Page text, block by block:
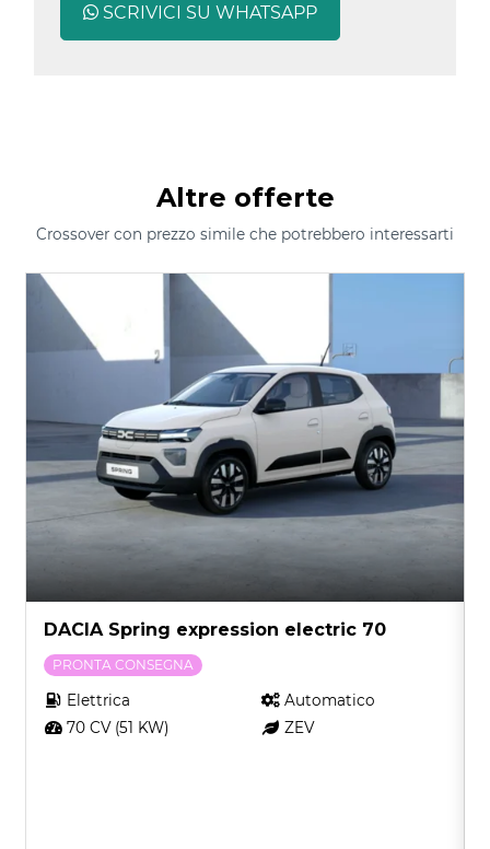
SCRIVICI SU WHATSAPP
Altre offerte
Crossover con prezzo simile che potrebbero interessarti
DACIA Spring expression electric 70
PRONTA CONSEGNA
Elettrica
Automatico
70 CV (51 KW)
ZEV